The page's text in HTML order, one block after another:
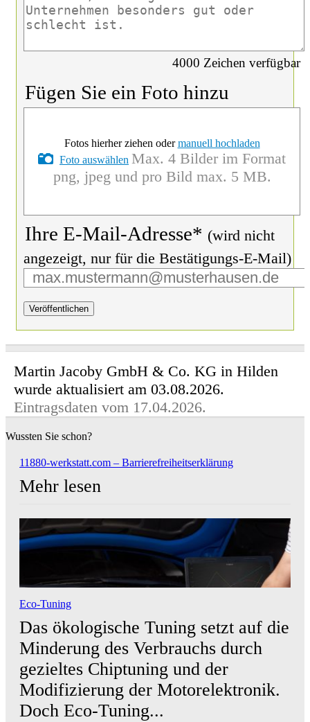
4000 Zeichen verfügbar
Fügen Sie ein Foto hinzu
Fotos hierher ziehen odermanuell hochladen
Foto auswählen Max. 4 Bilder im Format
png, jpeg und pro Bild max. 5 MB.
Ihre E-Mail-Adresse* (wird nicht
angezeigt, nur für die Bestätigungs-E-Mail)
Veröffentlichen
Martin Jacoby GmbH & Co. KG in Hilden
wurde aktualisiert am 03.08.2026.
Eintragsdaten vom 17.04.2026.
Wussten Sie schon?
11880-werkstatt.com – Barrierefreiheitserklärung
Mehr lesen
Eco-Tuning
Das ökologische Tuning setzt auf die
Minderung des Verbrauchs durch
gezieltes Chiptuning und der
Modifizierung der Motorelektronik.
Doch Eco-Tuning...